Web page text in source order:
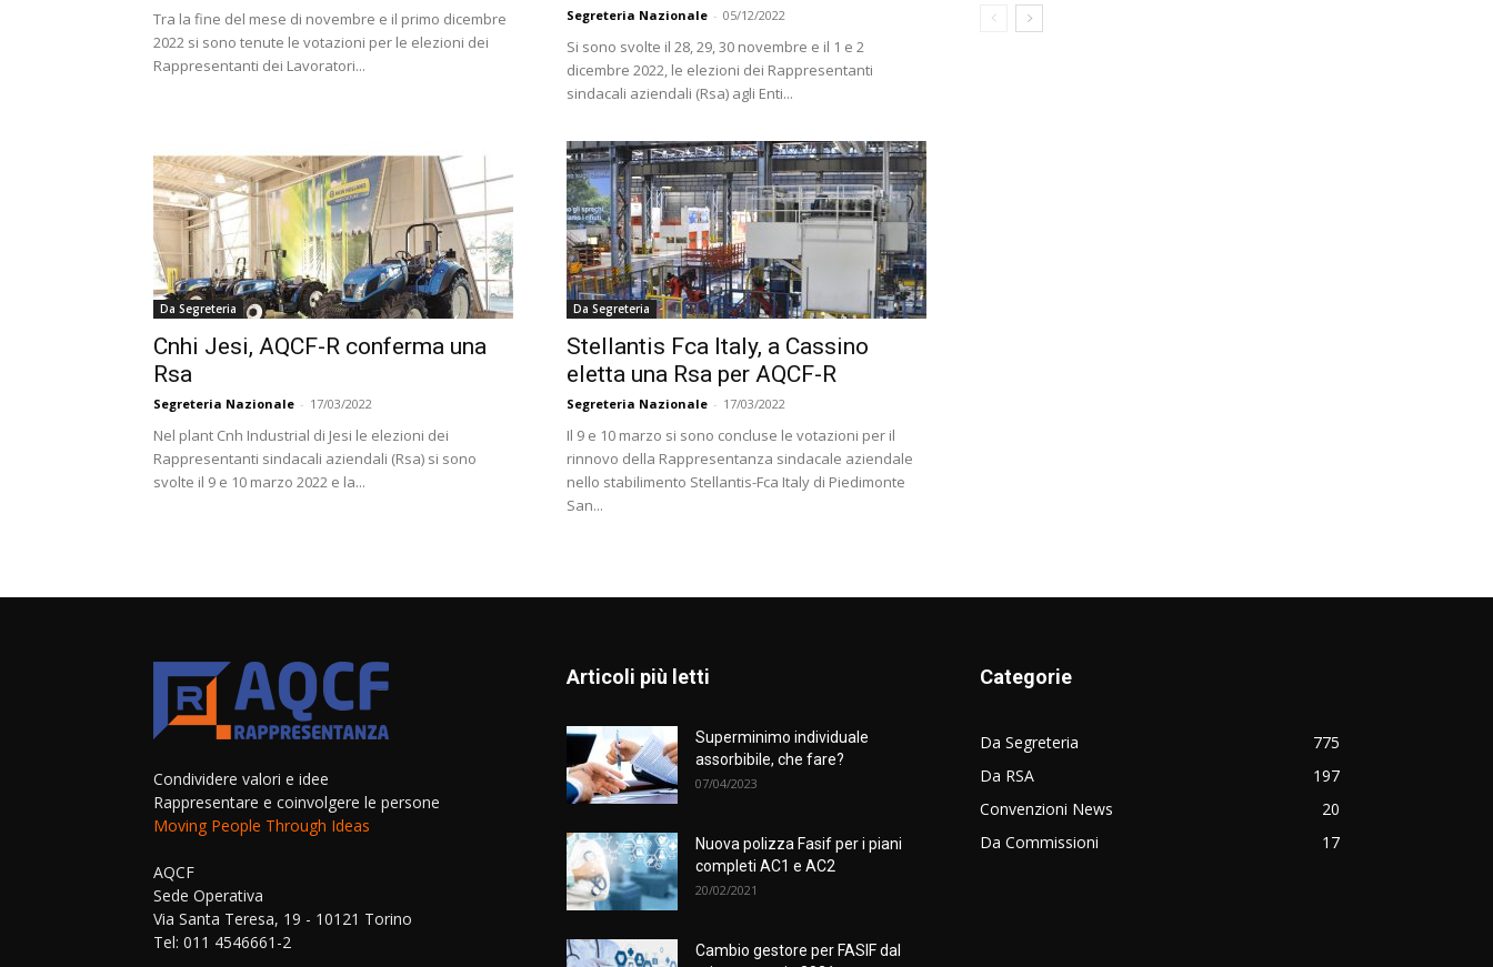
Tra la fine del mese di novembre e il primo dicembre
2022 si sono tenute le votazioni per le elezioni dei
Rappresentanti dei Lavoratori...
Segreteria Nazionale - 05/12/2022
Si sono svolte il 28, 29, 30 novembre e il 1 e 2
dicembre 2022, le elezioni dei Rappresentanti
sindacali aziendali (Rsa) agli Enti...
Da Segreteria
Cnhi Jesi, AQCF-R conferma una
Rsa
Segreteria Nazionale - 17/03/2022
Nel plant Cnh Industrial di Jesi le elezioni dei
Rappresentanti sindacali aziendali (Rsa) si sono
svolte il 9 e 10 marzo 2022 e la...
Da Segreteria
Stellantis Fca Italy, a Cassino
eletta una Rsa per AQCF-R
Segreteria Nazionale - 17/03/2022
Il 9 e 10 marzo si sono concluse le votazioni per il
rinnovo della Rappresentanza sindacale aziendale
nello stabilimento Stellantis-Fca Italy di Piedimonte
San...
Condividere valori e idee
Rappresentare e coinvolgere le persone
Moving People Through Ideas
AQCF
Sede Operativa
Via Santa Teresa, 19 - 10121 Torino
Tel: 011 4546661-2
Articoli più letti
Superminimo individuale
assorbibile, che fare?
07/04/2023
Nuova polizza Fasif per i piani
completi AC1 e AC2
20/02/2021
Cambio gestore per FASIF dal
Categorie
Da Segreteria
775
Da RSA
197
Convenzioni News
20
Da Commissioni
17